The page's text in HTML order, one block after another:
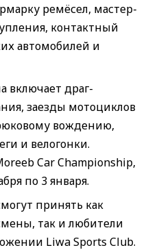
ремёсел, мастер-
контактный
автомобилей и
включает драг-
заезды мотоциклов
вождению,
и велогонки.
Car Championship,
по 3 января.
принять как
так и любители
Liwa Sports Club.